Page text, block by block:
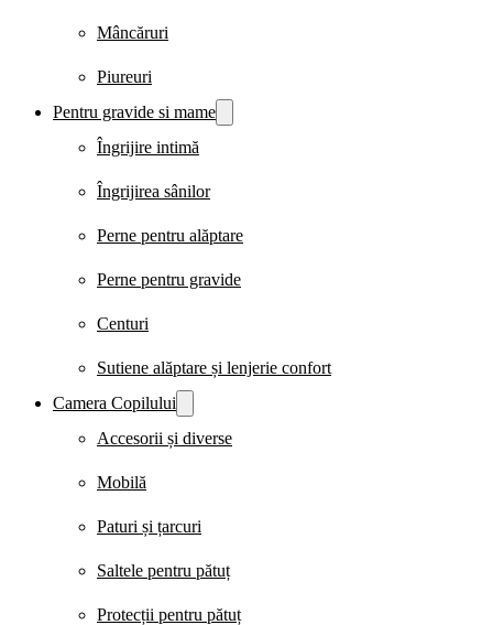
Mâncăruri
Piureuri
Pentru gravide si mame
Îngrijire intimă
Îngrijirea sânilor
Perne pentru alăptare
Perne pentru gravide
Centuri
Sutiene alăptare și lenjerie confort
Camera Copilului
Accesorii și diverse
Mobilă
Paturi și țarcuri
Saltele pentru pătuț
Protecții pentru pătuț